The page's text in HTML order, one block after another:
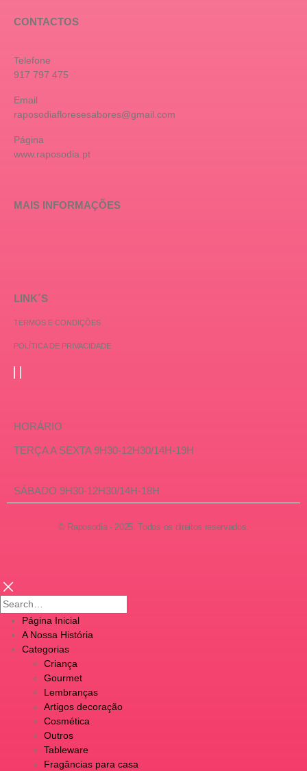
CONTACTOS
Telefone
917 797 475
Email
raposodiafloresesabores@gmail.com
Página
www.raposodia.pt
MAIS INFORMAÇÕES
LINK´S
TERMOS E CONDIÇÕES
POLÍTICA DE PRIVACIDADE
HORÁRIO
TERÇA A SEXTA 9H30-12H30/14H-19H
SÁBADO 9H30-12H30/14H-18H
© Raposodia - 2025. Todos os direitos reservados.
Página Inicial
A Nossa História
Categorias
Criança
Gourmet
Lembranças
Artigos decoração
Cosmética
Outros
Tableware
Fragâncias para casa